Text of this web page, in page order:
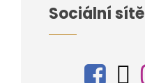
Sociální sítě